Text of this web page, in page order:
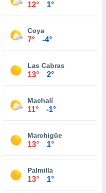
12° 1°
Coya
7° -4°
Las Cabras
13° 2°
Machalí
11° -1°
Marchigüe
13° 1°
Palmilla
13° 1°